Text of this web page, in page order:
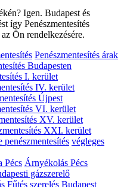
Igen. Budapest és
így Penészmentesítés
Ön rendelkezésére.
Penészmentesítés árak
Budapesten
I. kerület
IV. kerület
Újpest
VI. kerület
XV. kerület
XXI. kerület
penészmentesítés végleges
Pécs Árnyékolás Pécs
gázszerelő
Fűtés szerelés Budapest